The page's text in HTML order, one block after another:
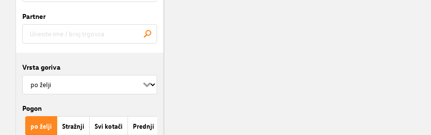
Partner
Vrsta goriva
Pogon
po želji Stražnji Svi kotači Prednji